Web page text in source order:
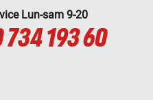
Lun-sam 9-20
193 60